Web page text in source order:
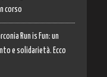
corso
Run is Fun: un
e solidarietà. Ecco